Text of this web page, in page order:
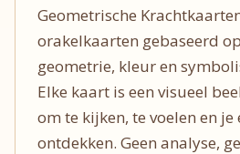
Geometrische
orakelkaarten gebaseerd
geometrie, kleur en
Elke kaart is een visueel
om te kijken, te voelen en je
ontdekken. Geen analyse,